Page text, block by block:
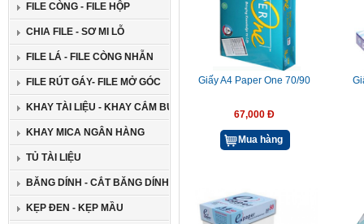
FILE CÒNG - FILE HỘP
CHIA FILE - SƠ MI LỖ
FILE LÁ - FILE CÒNG NHẪN
FILE RÚT GÁY- FILE MỞ GÓC
KHAY TÀI LIỆU - KHAY CẮM BÚT
KHAY MICA NGÂN HÀNG
TỦ TÀI LIỆU
BĂNG DÍNH - CẮT BĂNG DÍNH
KẸP ĐEN - KẸP MẦU
Giấy A4 Paper One 70/90
67,000 Đ
Mua hàng